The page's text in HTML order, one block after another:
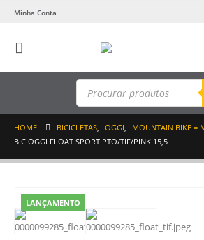
Minha Conta
Pesquisar
produtos
HOME BICICLETAS, OGGI,
MOUNTAIN BIKE =
BIC OGGI FLOAT SPORT PTO/TIF/PINK 15,5
LANÇAMENTO